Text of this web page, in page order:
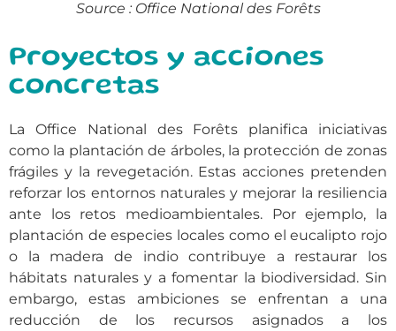
Source : Office National des Forêts
Proyectos y acciones
concretas
La Office National des Forêts planifica iniciativas
como la plantación de árboles, la protección de zonas
frágiles y la revegetación. Estas acciones pretenden
reforzar los entornos naturales y mejorar la resiliencia
ante los retos medioambientales. Por ejemplo, la
plantación de especies locales como el eucalipto rojo
o la madera de indio contribuye a restaurar los
hábitats naturales y a fomentar la biodiversidad. Sin
embargo, estas ambiciones se enfrentan a una
reducción de los recursos asignados a los